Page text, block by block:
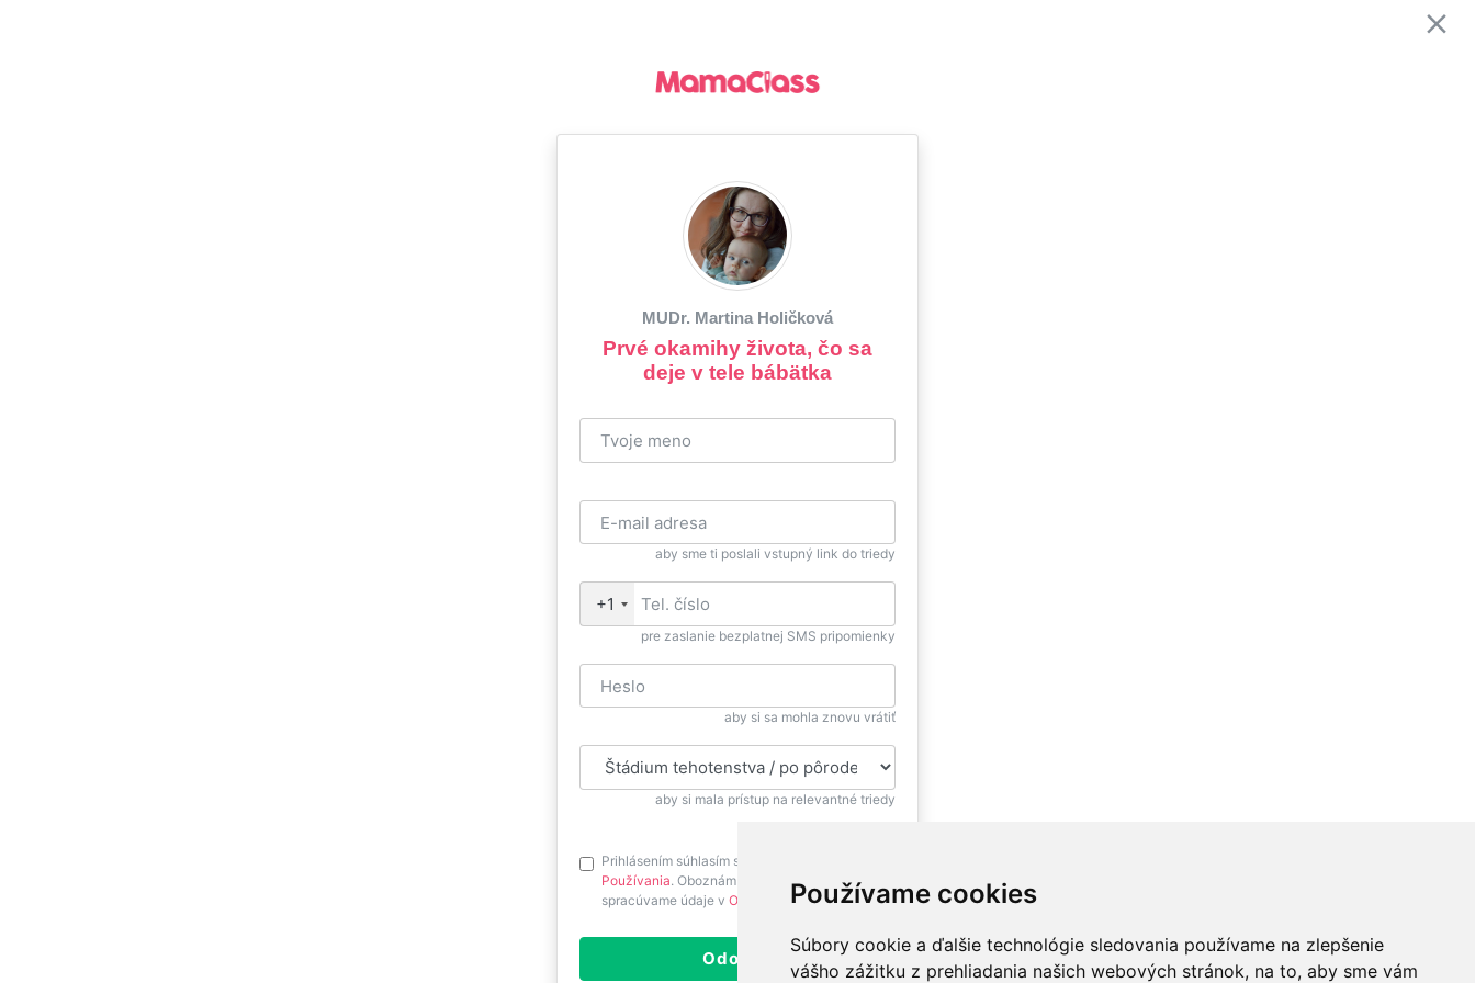
Používame cookies
Súbory cookie a ďalšie technológie sledovania používame na zlepšenie
vášho zážitku z prehliadania našich webových stránok, na to, aby sme vám
MUDr. Martina Holičková
Prvé okamihy života, čo sa
deje v tele bábätka
aby sme ti poslali vstupný link do triedy
+1
pre zaslanie bezplatnej SMS pripomienky
aby si sa mohla znovu vrátiť
aby si mala prístup na relevantné triedy
Prihlásením súhlasím s
Používania. Oboznám sa prosím ako
spracúvame údaje v Ochrane osobných údajov.
Odoslať